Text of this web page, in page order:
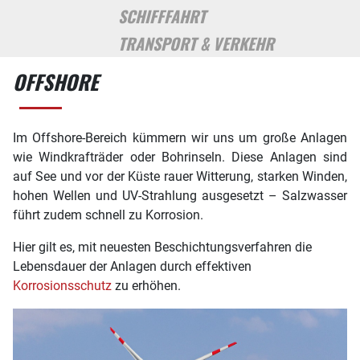
SCHIFFFAHRT
TRANSPORT & VERKEHR
OFFSHORE
Im Offshore-Bereich kümmern wir uns um große Anlagen
wie Windkrafträder oder Bohrinseln. Diese Anlagen sind
auf See und vor der Küste rauer Witterung, starken Winden,
hohen Wellen und UV-Strahlung ausgesetzt – Salzwasser
führt zudem schnell zu Korrosion.
Hier gilt es, mit neuesten Beschichtungsverfahren die
Lebensdauer der Anlagen durch effektiven
Korrosionsschutz zu erhöhen.